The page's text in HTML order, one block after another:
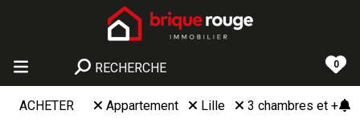
RECHERCHE 0
ACHETER Appartement Lille 3 chambres et +